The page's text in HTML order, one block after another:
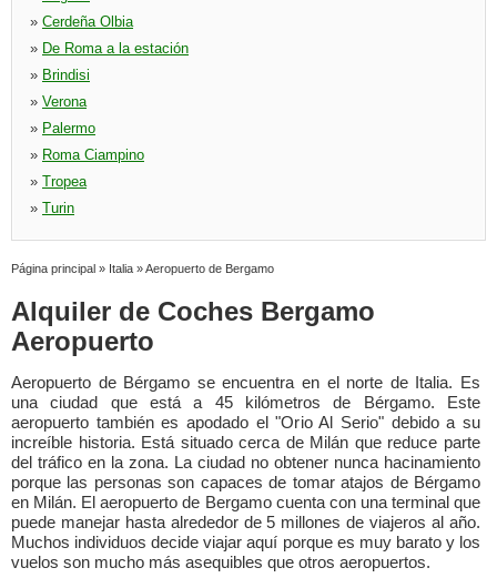
» Cerdeña Olbia
» De Roma a la estación
» Brindisi
» Verona
» Palermo
» Roma Ciampino
» Tropea
» Turin
Página principal » Italia »Aeropuerto de Bergamo
Alquiler de Coches Bergamo
Aeropuerto
Aeropuerto de Bérgamo se encuentra en el norte de Italia. Es
una ciudad que está a 45 kilómetros de Bérgamo. Este
aeropuerto también es apodado el "Orio Al Serio" debido a su
increíble historia. Está situado cerca de Milán que reduce parte
del tráfico en la zona. La ciudad no obtener nunca hacinamiento
porque las personas son capaces de tomar atajos de Bérgamo
en Milán. El aeropuerto de Bergamo cuenta con una terminal que
puede manejar hasta alrededor de 5 millones de viajeros al año.
Muchos individuos decide viajar aquí porque es muy barato y los
vuelos son mucho más asequibles que otros aeropuertos.